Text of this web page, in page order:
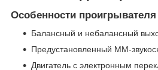
Особенности
Балансный и небалансный
Предустановленный MM-
Двигатель с электронным